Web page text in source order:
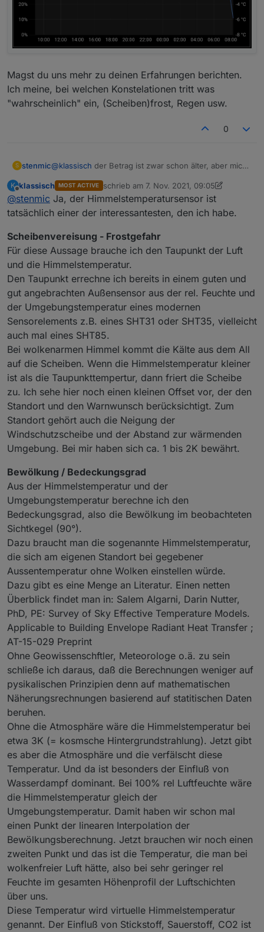
Magst du uns mehr zu deinen Erfahrungen berichten.
Ich meine, bei welchen Konstelationen tritt was
"wahrscheinlich" ein, (Scheiben)frost, Regen usw.
0
S stenmic@klassisch der Betrag ist zwar schon älter, aber mich
Der Sensor ist montiert und liefert schon mal Werte.
Magst du uns mehr zu deinen Erfahrungen berichten.
Ich meine, bei welchen Konstelationen tritt was
"wahrscheinlich" ein, (Scheiben)frost, Regen usw.
K
Offline
klassisch MOST ACTIVE schrieb am 7. Nov. 2021, 09:05
zuletzt editiert von klassisch11. Juli 2021,
@stenmic Ja, der Himmelstemperatursensor ist
tatsächlich einer der interessantesten, den ich habe.
Scheibenvereisung - Frostgefahr
Für diese Aussage brauche ich den Taupunkt der Luft
und die Himmelstemperatur.
Den Taupunkt errechne ich bereits in einem guten und
gut angebrachten Außensensor aus der rel. Feuchte und
der Umgebungstemperatur eines modernen
Sensorelements z.B. eines SHT31 oder SHT35, vielleicht
auch mal eines SHT85.
Bei wolkenarmen Himmel kommt die Kälte aus dem All
auf die Scheiben. Wenn die Himmelstemperatur kleiner
ist als die Taupunkttempertur, dann friert die Scheibe
zu. Ich sehe hier noch einen kleinen Offset vor, der den
Standort und den Warnwunsch berücksichtigt. Zum
Standort gehört auch die Neigung der
Windschutzscheibe und der Abstand zur wärmenden
Umgebung. Bei mir haben sich ca. 1 bis 2K bewährt.
Bewölkung / Bedeckungsgrad
Aus der Himmelstemperatur und der
Umgebungstemperatur berechne ich den
Bedeckungsgrad, also die Bewölkung im beobachteten
Sichtkegel (90°).
Dazu braucht man die sogenannte Himmelstemperatur,
die sich am eigenen Standort bei gegebener
Aussentemperatur ohne Wolken einstellen würde.
Dazu gibt es eine Menge an Literatur. Einen netten
Überblick findet man in: Salem Algarni, Darin Nutter,
PhD, PE: Survey of Sky Effective Temperature Models.
Applicable to Building Envelope Radiant Heat Transfer ;
AT-15-029 Preprint
Ohne Geowissenschftler, Meteorologe o.ä. zu sein
schließe ich daraus, daß die Berechnungen weniger auf
pysikalischen Prinzipien denn auf mathematischen
Näherungsrechnungen basierend auf statitischen Daten
beruhen.
Ohne die Atmosphäre wäre die Himmelstemperatur bei
etwa 3K (= kosmsche Hintergrundstrahlung). Jetzt gibt
es aber die Atmosphäre und die verfälscht diese
Temperatur. Und da ist besonders der Einfluß von
Wasserdampf dominant. Bei 100% rel Luftfeuchte wäre
die Himmelstemperatur gleich der
Umgebungstemperatur. Damit haben wir schon mal
einen Punkt der linearen Interpolation der
Bewölkungsberechnung. Jetzt brauchen wir noch einen
zweiten Punkt und das ist die Temperatur, die man bei
wolkenfreier Luft hätte, also bei sehr geringer rel
Feuchte im gesamten Höhenprofil der Luftschichten
über uns.
Diese Temperatur wird virtuelle Himmelstemperatur
genannt. Der Einfluß von Stickstoff, Sauerstoff, CO2 ist